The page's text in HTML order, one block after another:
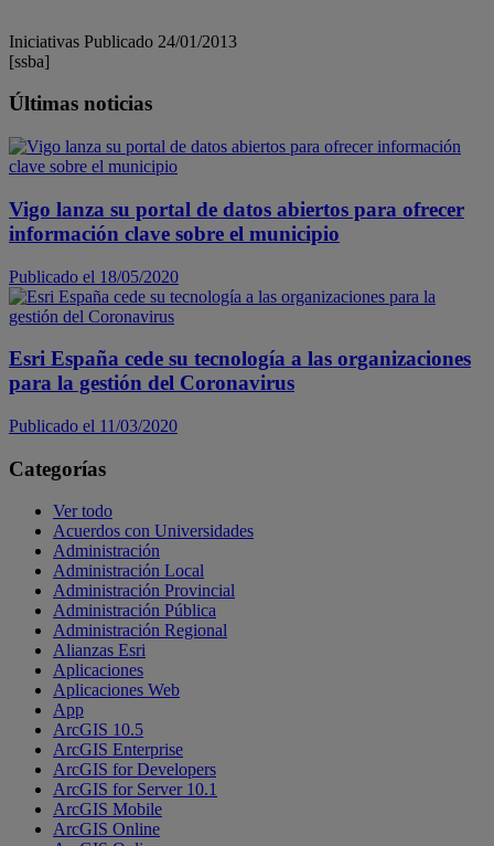
Iniciativas Publicado 24/01/2013
[ssba]
Últimas noticias
Vigo lanza su portal de datos abiertos para ofrecer
información clave sobre el municipio
Publicado el 18/05/2020
Esri España cede su tecnología a las organizaciones
para la gestión del Coronavirus
Publicado el 11/03/2020
Categorías
Ver todo
Acuerdos con Universidades
Administración
Administración Local
Administración Provincial
Administración Pública
Administración Regional
Alianzas Esri
Aplicaciones
Aplicaciones Web
App
ArcGIS 10.5
ArcGIS Enterprise
ArcGIS for Developers
ArcGIS for Server 10.1
ArcGIS Mobile
ArcGIS Online